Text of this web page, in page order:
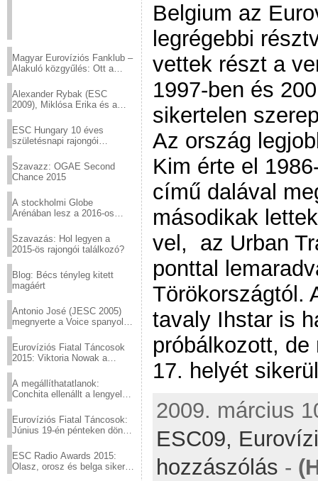
Magyar Eurovíziós Fanklub –
Alakuló közgyűlés: Ott a
Alexander Rybak (ESC
2009), Miklósa Erika és a
sztárjai a Margitszigeten
ESC Hungary 10 éves
születésnapi rajongói
Szavazz: OGAE Second
Chance 2015
A stockholmi Globe
Arénában lesz a 2016-os
Szavazás: Hol legyen a
2015-ös rajongói találkozó?
Blog: Bécs tényleg kitett
magáért
Antonio José (JESC 2005)
megnyerte a Voice spanyol
Eurovíziós Fiatal Táncosok
2015: Viktoria Nowak a
A megállíthatatlanok:
Conchita ellenállt a lengyel
Eurovíziós Fiatal Táncosok:
Június 19-én pénteken döntő
ESC Radio Awards 2015:
Olasz, orosz és belga siker,
Belgium az
legrégebbi
vettek részt a
1997-ben és
sikertelen
Az ország
Kim érte el
című dalával
másodikak
vel, az Urban
ponttal
Törökországtól.
tavaly Ihstar is
próbálkozott,
17. helyét
2009. március
ESC09,
hozzászólás -